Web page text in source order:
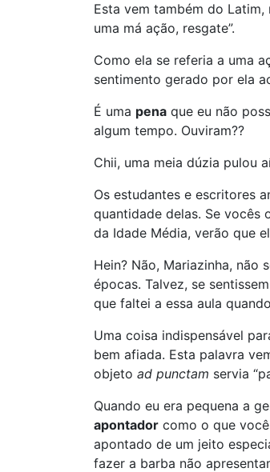
Esta vem também do Latim,
uma má ação, resgate”.
Como ela se referia a uma
sentimento gerado por ela
É uma pena que eu não
algum tempo. Ouviram??
Chii, uma meia dúzia pulou
Os estudantes e escritores
quantidade delas. Se vocês
da Idade Média, verão que
Hein? Não, Mariazinha, não
épocas. Talvez, se
que faltei a essa aula
Uma coisa indispensável
bem afiada. Esta palavra
objeto ad punctam servia
Quando eu era pequena a
apontador como o que
apontado de um jeito
fazer a barba não